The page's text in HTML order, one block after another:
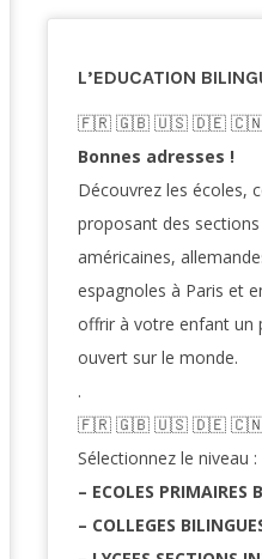
L’EDUCATION
🇫🇷​ 🇬🇧​ 🇺🇸​ 🇩🇪
Bonnes adresses !
Découvrez les écoles,
proposant des
américaines,
espagnoles à Paris et
offrir à votre enfant un
ouvert sur le monde.
.
🇫🇷​ 🇬🇧​ 🇺🇸​ 🇩🇪
Sélectionnez le niveau :
– ECOLES PRIMAIRES
– COLLEGES